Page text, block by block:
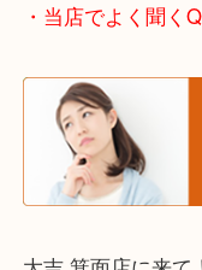
・エリア紹介
※下記エリアは
箕面市・池田市